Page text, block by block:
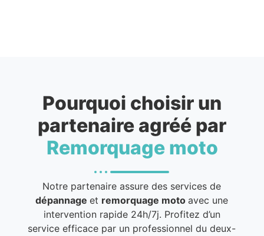
Pourquoi choisir un
partenaire agréé par
Remorquage moto
Notre partenaire assure des services de
dépannageet remorquage motoavec une
intervention rapide 24h/7j. Profitez d’un
service efficace par un professionnel du deux-